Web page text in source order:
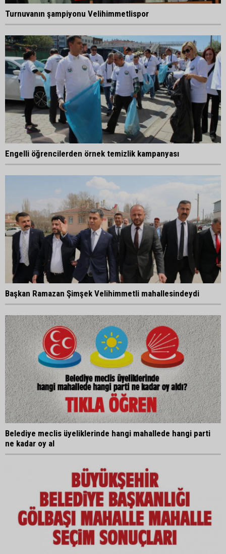
Turnuvanın şampiyonu Velihimmetlispor
Engelli öğrencilerden örnek temizlik kampanyası
Başkan Ramazan Şimşek Velihimmetli mahallesindeydi
Belediye meclis üyeliklerinde hangi mahallede hangi parti
ne kadar oy al